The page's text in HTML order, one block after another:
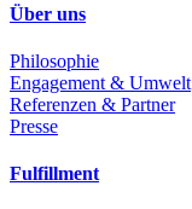
Über uns
Philosophie
Engagement & Umwelt
Referenzen & Partner
Presse
Fulfillment